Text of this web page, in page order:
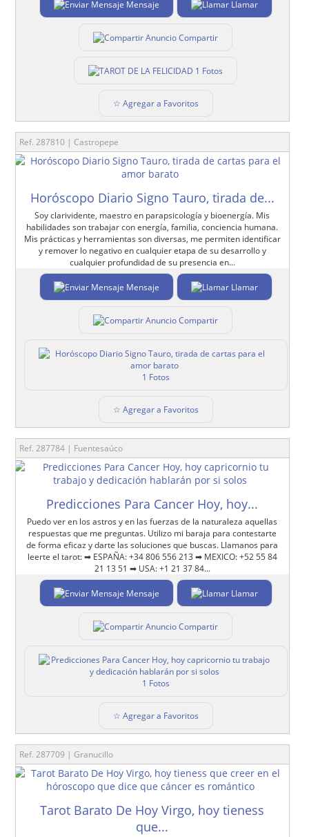
Mensaje Llamar
Compartir
1 Fotos
☆ Agregar a Favoritos
Ref. 287810 | Castropepe
Horóscopo Diario Signo Tauro, tirada de...
Soy clarividente, maestro en parapsicología y bioenergía. Mis
habilidades son trabajar con energía, familia, conciencia humana.
Mis prácticas y herramientas son diversas, me permiten identificar
y remover lo negativo en cualquier etapa de su desarrollo y
cualquier profundidad de su presencia en...
Mensaje Llamar
Compartir
1 Fotos
☆ Agregar a Favoritos
Ref. 287784 | Fuentesaúco
Predicciones Para Cancer Hoy, hoy...
Puedo ver en los astros y en las fuerzas de la naturaleza aquellas
respuestas que me preguntas. Utilizo mi baraja para contestarte
de forma eficaz y darte las soluciones que buscas. Llamanos para
leerte el tarot: ➡ ESPAÑA: +34 806 556 213 ➡ MEXICO: +52 55 84
21 13 51 ➡ USA: +1 21 37 84...
Mensaje Llamar
Compartir
1 Fotos
☆ Agregar a Favoritos
Ref. 287709 | Granucillo
Tarot Barato De Hoy Virgo, hoy tieness
que...